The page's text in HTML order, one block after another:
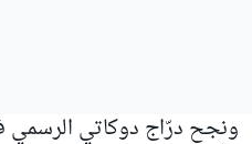
ونجح درّاج دوكاتي الرسمي